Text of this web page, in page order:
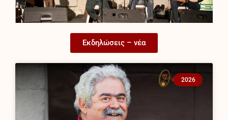
Εκδηλώσεις – νέα
2026